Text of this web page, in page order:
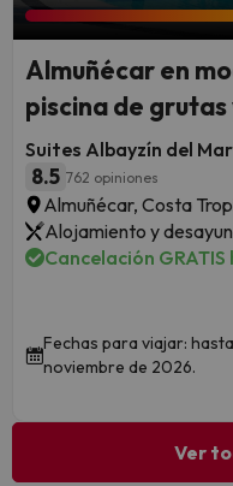
Almuñécar en
piscina de grutas
Suites Albayzín del Mar
8.5 762 opiniones
Almuñécar, Costa
Alojamiento y
Cancelación
Fechas para viajar: hasta
noviembre de 2026.
Ver